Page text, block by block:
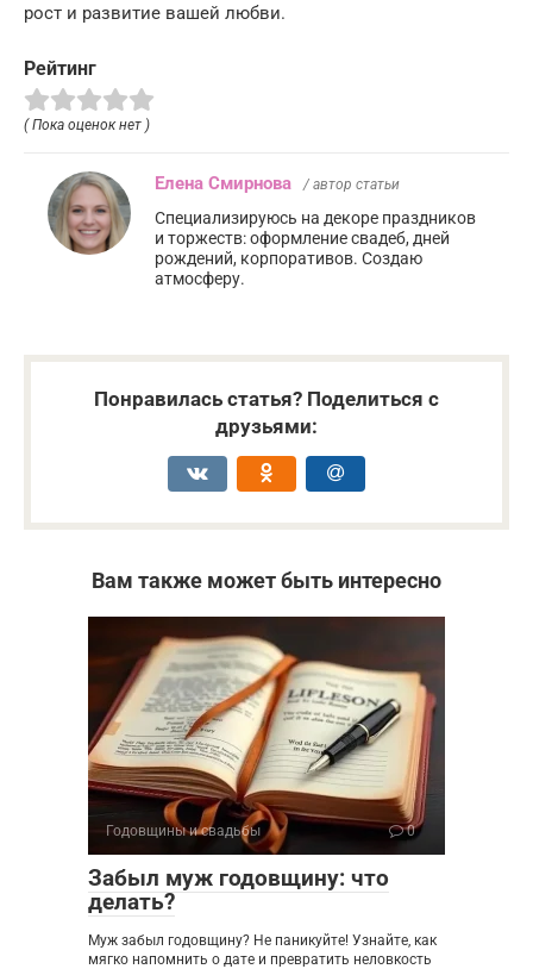
рост и развитие вашей любви.
Рейтинг
( Пока оценок нет )
Елена Смирнова / автор статьи
Специализируюсь на декоре праздников
и торжеств: оформление свадеб, дней
рождений, корпоративов. Создаю
атмосферу.
Понравилась статья? Поделиться с
друзьями:
Вам также может быть интересно
Годовщины и свадьбы 0
Забыл муж годовщину: что
делать?
Муж забыл годовщину? Не паникуйте! Узнайте, как
мягко напомнить о дате и превратить неловкость